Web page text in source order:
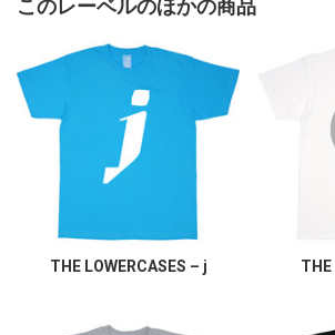
このレーベルのほかの商品
THE LOWERCASES – j